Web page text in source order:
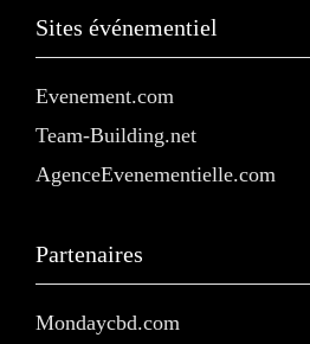
Sites événementiel
Evenement.com
Team-Building.net
AgenceEvenementielle.com
Partenaires
Mondaycbd.com